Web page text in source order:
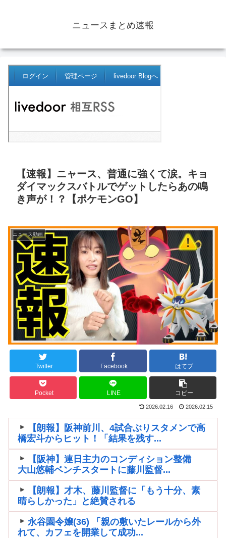
ニュースまとめ速報
【速報】ニャース、普通に強くて涙。キョ
ダイマックスバトルでゲットしたらあの鳴
き声が！？【ポケモンGO】
ニュース動画
Twitter Facebook はてブ
Pocket LINE コピー
2026.02.16 2026.02.15
【朗報】阪神前川、4試合ぶりスタメンで高
橋宏斗からヒット！「結果を残す...
【阪神】連日主力のコンディション整備
大山悠輔ベンチスタートに藤川監督...
【朗報】才木、藤川監督に「もう十分、素
晴らしかった」と絶賛される
永谷園令嬢(36) 「親の敷いたレールから外
れて、カフェを開業して成功...